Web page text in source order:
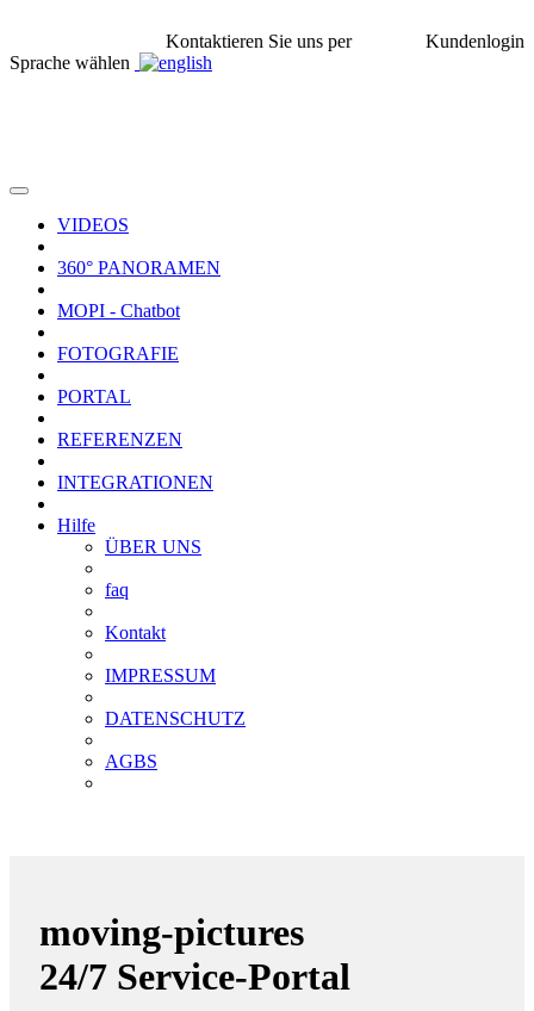
Kontaktieren Sie uns per
Kundenlogin
Sprache wählen
VIDEOS
360° PANORAMEN
MOPI - Chatbot
FOTOGRAFIE
PORTAL
REFERENZEN
INTEGRATIONEN
Hilfe
ÜBER UNS
faq
Kontakt
IMPRESSUM
DATENSCHUTZ
AGBS
moving-pictures
24/7 Service-Portal